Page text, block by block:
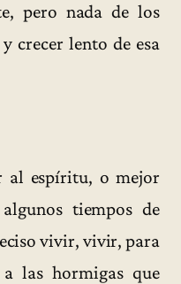
pero nada de los
crecer lento de esa
al espíritu, o mejor
tiempos de
vivir, vivir, para
las hormigas que